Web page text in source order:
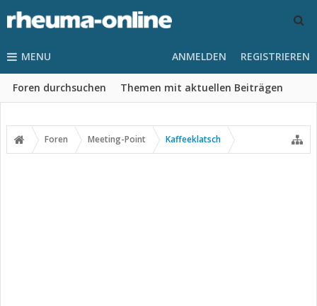
MENU
Foren durchsuchen Themen mit aktuellen Beiträgen
ANMELDEN REGISTRIEREN
Foren Meeting-Point Kaffeeklatsch